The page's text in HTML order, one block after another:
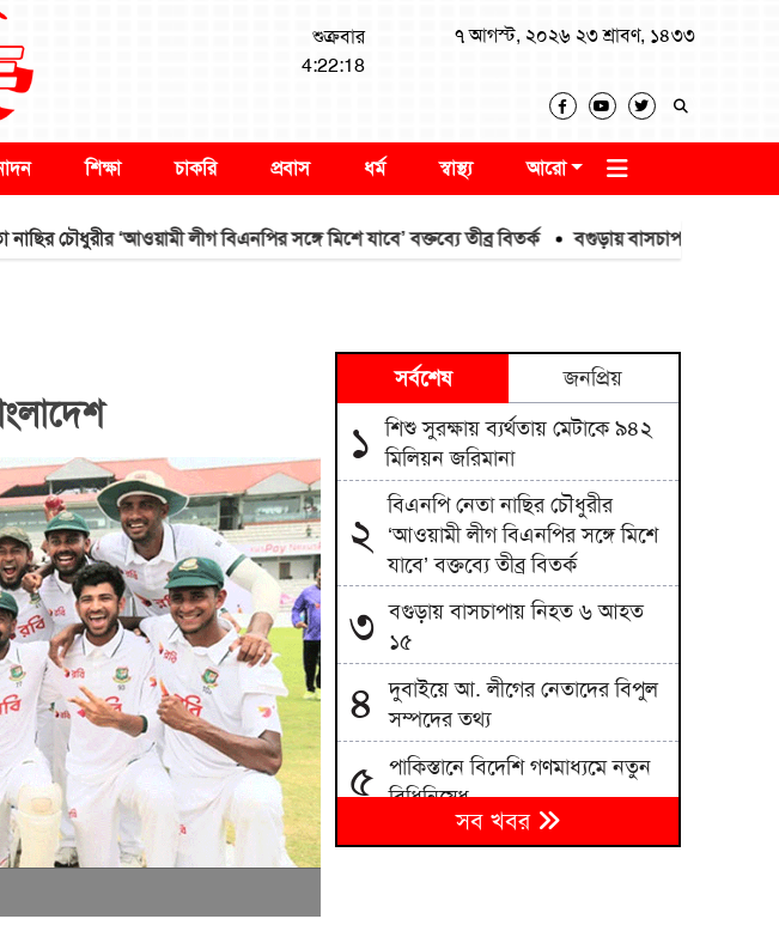
শুক্রবার
4:22:18
৭ আগস্ট, ২০২৬ ২৩ শ্রাবণ, ১৪৩৩
শিক্ষা চাকরি প্রবাস ধর্ম স্বাস্থ্য আরো
‘আওয়ামী লীগ বিএনপির সঙ্গে মিশে যাবে’ বক্তব্যে তীব্র বিতর্ক বগুড়ায় বাসচাপায় নিহত ৬ আহত ১৫
সর্বশেষ জনপ্রিয়
১ শিশু সুরক্ষায় ব্যর্থতায় মেটাকে ৯৪২
মিলিয়ন জরিমানা
২
বিএনপি নেতা নাছির চৌধুরীর
‘আওয়ামী লীগ বিএনপির সঙ্গে মিশে
যাবে’ বক্তব্যে তীব্র বিতর্ক
৩ বগুড়ায় বাসচাপায় নিহত ৬ আহত
১৫
৪
দুবাইয়ে আ. লীগের নেতাদের বিপুল
সম্পদের তথ্য
৫ পাকিস্তানে বিদেশি গণমাধ্যমে নতুন
বিধিনিষেধ
৬ ইসরায়েলের সঙ্গে ঘনিষ্ট সম্পর্ক
সব খবর